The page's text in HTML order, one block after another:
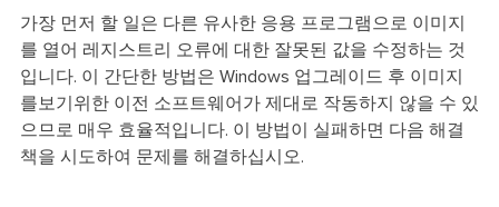
가장 먼저 할 일은 다른 유사한 응용 프로그램으로 이미지
를 열어 레지스트리 오류에 대한 잘못된 값을 수정하는 것
입니다. 이 간단한 방법은 Windows 업그레이드 후 이미지
를보기위한 이전 소프트웨어가 제대로 작동하지 않을 수 있
으므로 매우 효율적입니다. 이 방법이 실패하면 다음 해결
책을 시도하여 문제를 해결하십시오.